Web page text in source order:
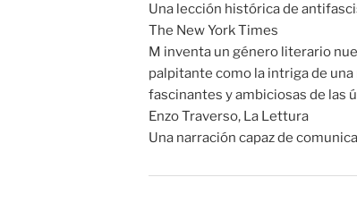
Una lección histórica de
The New York Times
M inventa un género literario
palpitante como la intriga de
fascinantes y ambiciosas de las
Enzo Traverso, La Lettura
Una narración capaz de comunica